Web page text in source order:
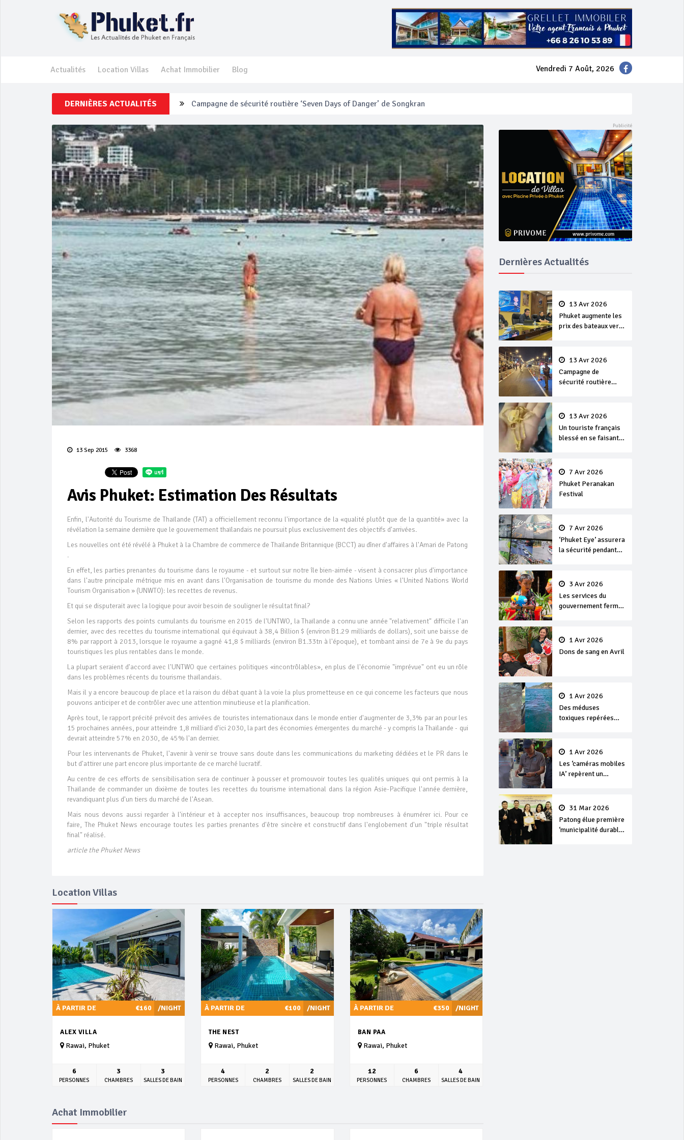
Actualités Location Villas Achat Immobilier Blog Vendredi 7 Août, 2026
DERNIÈRES ACTUALITÉS Campagne de sécurité routière ‘Seven Days of Danger’ de Songkran
Un touriste français blessé en se faisant arracher son collier en or
Phuket Peranakan Festival
‘Phuket Eye’ assurera la sécurité pendant Songkran
Phuket augmente les prix des bateaux vers Koh Phi Phi et des excursions en mer
13 Sep 2015 3368
Avis Phuket: Estimation Des Résultats
Enfin, l'Autorité du Tourisme de Thaïlande (TAT) a officiellement reconnu l'importance de la «qualité plutôt que de la quantité» avec la
révélation la semaine dernière que le gouvernement thaïlandais ne poursuit plus exclusivement des objectifs d'arrivées.
Les nouvelles ont été révélé à Phuket à la Chambre de commerce de Thaïlande Britannique (BCCT) au dîner d'affaires à l'Amari de Patong
.
En effet, les parties prenantes du tourisme dans le royaume - et surtout sur notre île bien-aimée - visent à consacrer plus d'importance
dans l'autre principale métrique mis en avant dans l'Organisation de tourisme du monde des Nations Unies « l'United Nations World
Tourism Organisation » (UNWTO): les recettes de revenus.
Et qui se disputerait avec la logique pour avoir besoin de souligner le résultat final?
Selon les rapports des points cumulants du tourisme en 2015 de l'UNTWO, la Thaïlande a connu une année "relativement" difficile l'an
dernier, avec des recettes du tourisme international qui équivaut à 38,4 Billion $ (environ B1.29 milliards de dollars), soit une baisse de
8% par rapport à 2013, lorsque le royaume a gagné 41,8 $ milliards (environ B1.33tn à l'époque), et tombant ainsi de 7e à 9e du pays
touristiques les plus rentables dans le monde.
La plupart seraient d'accord avec l'UNTWO que certaines politiques «incontrôlables», en plus de l'économie "imprévue" ont eu un rôle
dans les problèmes récents du tourisme thaïlandais.
Mais il y a encore beaucoup de place et la raison du débat quant à la voie la plus prometteuse en ce qui concerne les facteurs que nous
pouvons anticiper et de contrôler avec une attention minutieuse et la planification.
Après tout, le rapport précité prévoit des arrivées de touristes internationaux dans le monde entier d'augmenter de 3,3% par an pour les
15 prochaines années, pour atteindre 1,8 milliard d'ici 2030, la part des économies émergentes du marché - y compris la Thaïlande - qui
devrait atteindre 57% en 2030, de 45% l'an dernier.
Pour les intervenants de Phuket, l'avenir à venir se trouve sans doute dans les communications du marketing dédiées et le PR dans le
but d'attirer une part encore plus importante de ce marché lucratif.
Au centre de ces efforts de sensibilisation sera de continuer à pousser et promouvoir toutes les qualités uniques qui ont permis à la
Thaïlande de commander un dixième de toutes les recettes du tourisme international dans la région Asie-Pacifique l'année dernière,
revandiquant plus d'un tiers du marché de l'Asean.
Mais nous devons aussi regarder à l'intérieur et à accepter nos insuffisances, beaucoup trop nombreuses à énumérer ici. Pour ce
faire, The Phuket News encourage toutes les parties prenantes d'être sincère et constructif dans l'englobement d'un "triple résultat
final" réalisé.
article the Phuket News
Dernières Actualités
13 Avr 2026
Phuket augmente les
prix des bateaux vers
13 Avr 2026
Campagne de
sécurité routière
13 Avr 2026
Un touriste français
blessé en se faisant
7 Avr 2026
Phuket Peranakan
Festival
7 Avr 2026
‘Phuket Eye’ assurera
la sécurité pendant
3 Avr 2026
Les services du
gouvernement fermés
Songkran
1 Avr 2026
Dons de sang en Avril
1 Avr 2026
Des méduses
toxiques repérées
1 Avr 2026
Les ‘caméras mobiles
IA’ repèrent un
séjour31 Mar 2026
Patong élue première
‘municipalité durable’
Location Villas
/NIGHT
À PARTIR DE €160
ALEX VILLA
Rawai, Phuket
6
PERSONNES
3
CHAMBRES
3
SALLES DE BAIN
/NIGHT
À PARTIR DE €100
THE NEST
Rawai, Phuket
4
PERSONNES
2
CHAMBRES
2
SALLES DE BAIN
/NIGHT
À PARTIR DE €350
BAN PAA
Rawai, Phuket
12
PERSONNES
6
CHAMBRES
4
SALLES DE BAIN
Achat Immobilier